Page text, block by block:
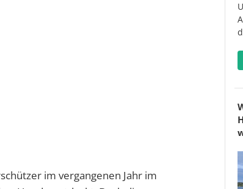
im vergangenen Jahr im